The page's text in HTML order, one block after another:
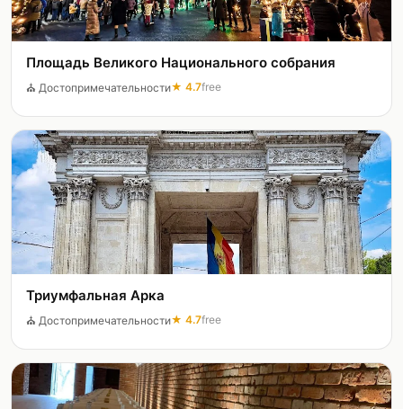
Площадь Великого Национального собрания
⛪ Достопримечательности★ 4.7free
Триумфальная Арка
⛪ Достопримечательности★ 4.7free